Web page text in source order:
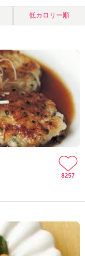
低カロリー順
8257